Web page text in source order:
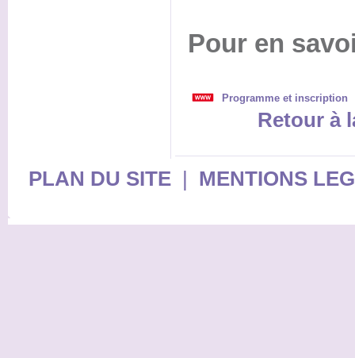
Pour en
Programme et inscription
Retour à
PLAN DU SITE| MENTIONS